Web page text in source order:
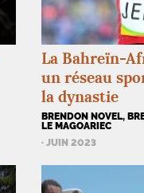
La Bahreïn-
un réseau
la dynastie
BRENDON NOVEL,
LE MAGOARIEC
· JUIN 2023